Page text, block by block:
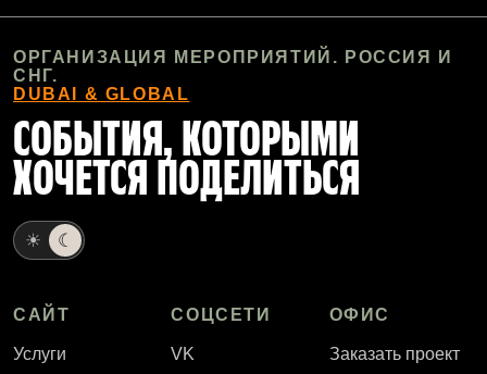
ОРГАНИЗАЦИЯ МЕРОПРИЯТИЙ. РОССИЯ И
СНГ.
DUBAI & GLOBAL
СОБЫТИЯ, КОТОРЫМИ
ХОЧЕТСЯ ПОДЕЛИТЬСЯ
☀ ☾
САЙТ
Услуги
СОЦСЕТИ
VK
ОФИС
Заказать проект